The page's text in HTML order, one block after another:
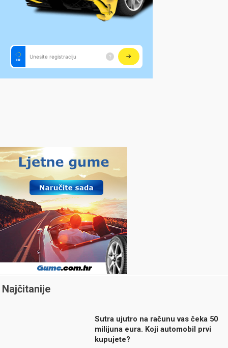
Najčitanije
Sutra ujutro na računu vas čeka 50
milijuna eura. Koji automobil prvi
kupujete?